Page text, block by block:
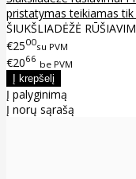
pristatymas teikiamas
ŠIUKŠLIADĖŽĖ
€2500su PVM
€2066 be PVM
Į palyginimą
Į norų sąrašą